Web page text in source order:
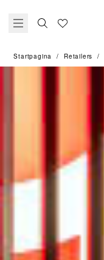
Startpagina Retailers